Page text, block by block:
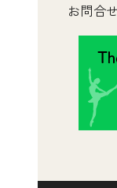
お問合